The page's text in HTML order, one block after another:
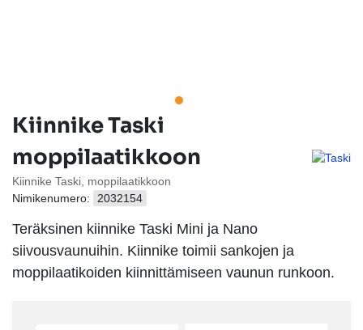
Kiinnike Taski
moppilaatikkoon
Kiinnike Taski, moppilaatikkoon
Nimikenumero:
2032154
Teräksinen kiinnike Taski Mini ja Nano
siivousvaunuihin. Kiinnike toimii sankojen ja
moppilaatikoiden kiinnittämiseen vaunun runkoon.